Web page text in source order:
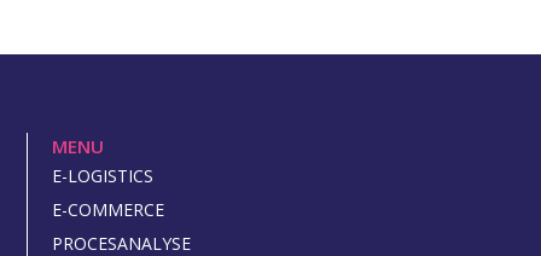
MENU
E-LOGISTICS
E-COMMERCE
PROCESANALYSE